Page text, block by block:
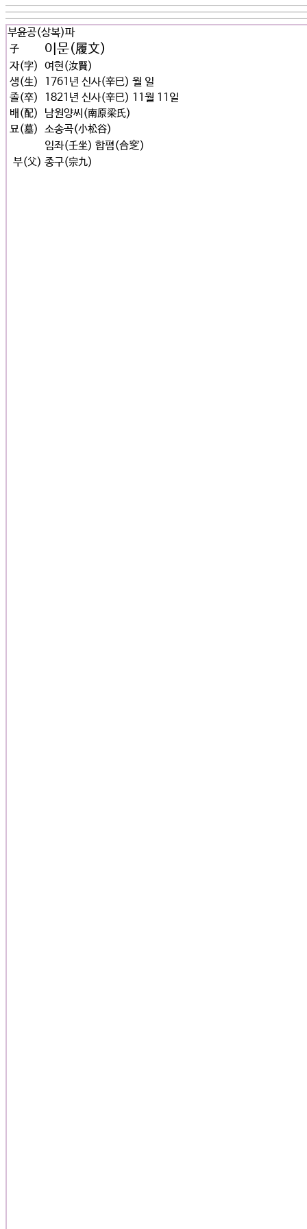
부윤공(상복)파
子
이문(履文)
자(字) 여현(汝賢)
생(生)
1761년 신사(辛巳) 월 일
졸(卒)
1821년 신사(辛巳) 11월 11일
배(配)
남원양씨(南原梁氏)
묘(墓) 소송곡(小松谷)
임좌(壬坐) 합폄(合窆)
부(父) 종구(宗九)